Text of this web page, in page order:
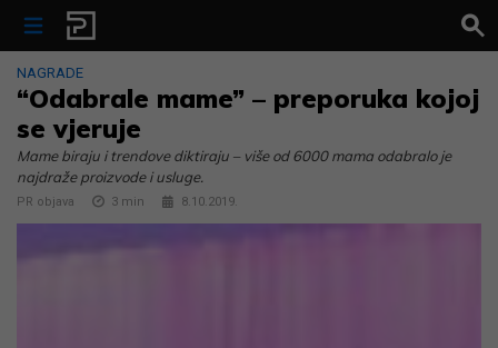
Skip to content
NAGRADE
“Odabrale mame” – preporuka kojoj
se vjeruje
Mame biraju i trendove diktiraju – više od 6000 mama odabralo je
najdraže proizvode i usluge.
PR objava 3 min 8.10.2019.